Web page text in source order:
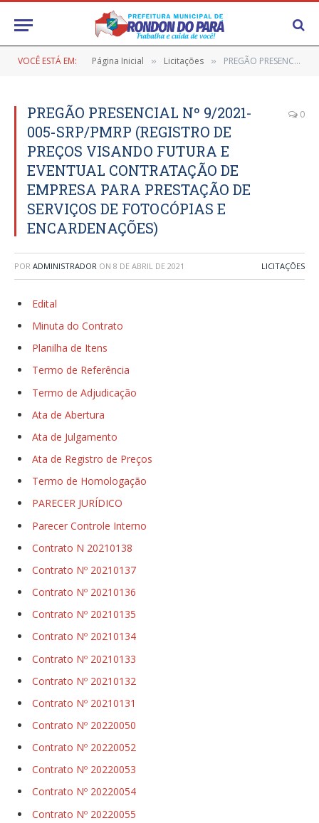
VOCÊ ESTÁ EM: Página Inicial » Licitações » PREGÃO PRESENCIAL Nº 9/2021-005-SRP/PMRP (REGISTRO DE PREÇOS VISANDO FUTURA E EVENTUAL CONTRATAÇÃO DE EMPRESA PARA PRESTAÇÃO DE SERVIÇOS DE FOTOCÓPIAS E ENCARDENAÇÕES)
PREGÃO PRESENCIAL Nº 9/2021-
005-SRP/PMRP (REGISTRO DE
PREÇOS VISANDO FUTURA E
EVENTUAL CONTRATAÇÃO DE
EMPRESA PARA PRESTAÇÃO DE
SERVIÇOS DE FOTOCÓPIAS E
ENCARDENAÇÕES)
0
POR ADMINISTRADOR ON 8 DE ABRIL DE 2021 LICITAÇÕES
Edital
Minuta do Contrato
Planilha de Itens
Termo de Referência
Termo de Adjudicação
Ata de Abertura
Ata de Julgamento
Ata de Registro de Preços
Termo de Homologação
PARECER JURÍDICO
Parecer Controle Interno
Contrato N 20210138
Contrato Nº 20210137
Contrato Nº 20210136
Contrato Nº 20210135
Contrato Nº 20210134
Contrato Nº 20210133
Contrato Nº 20210132
Contrato Nº 20210131
Contrato Nº 20220050
Contrato Nº 20220052
Contrato Nº 20220053
Contrato Nº 20220054
Contrato Nº 20220055